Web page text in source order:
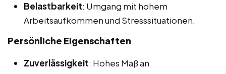
Belastbarkeit: Umgang mit hohem
Arbeitsaufkommen und Stresssituationen.
Persönliche Eigenschaften
Zuverlässigkeit: Hohes Maß an